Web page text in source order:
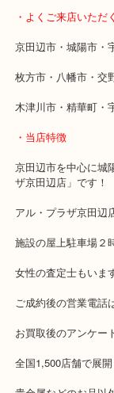
ので売る予定の
・最寄り駅
近鉄京都線「新田
枚方市・八幡市・
木津川市・精華町
・当店特徴
京田辺市を中心に
ザ京田辺店」です
アル・プラザ京田
施設の屋上駐車場